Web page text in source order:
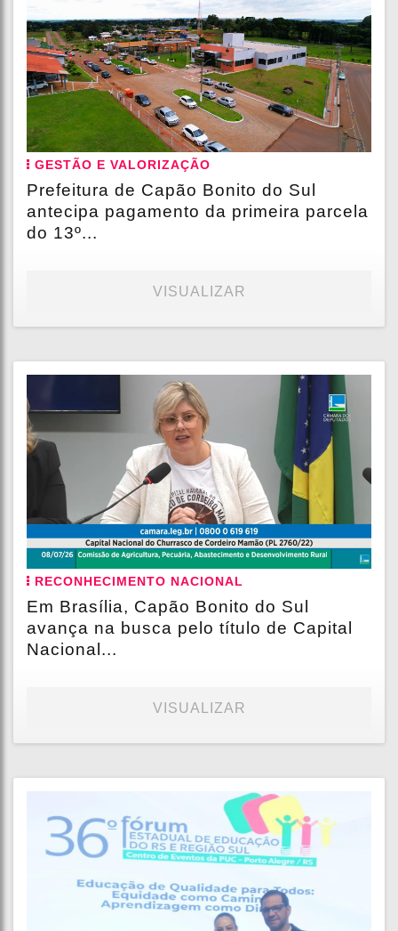
GESTÃO E VALORIZAÇÃO
Prefeitura de Capão Bonito do Sul
antecipa pagamento da primeira parcela
do 13º...
VISUALIZAR
RECONHECIMENTO NACIONAL
Em Brasília, Capão Bonito do Sul
avança na busca pelo título de Capital
Nacional...
VISUALIZAR